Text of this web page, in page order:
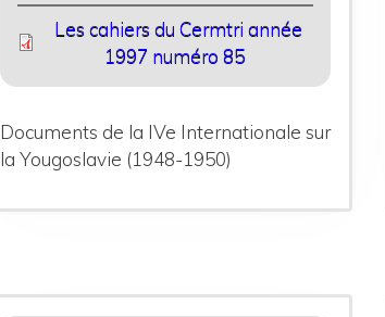
Les cahiers du Cermtri année
1997 numéro 85
Documents de la IVe Internationale sur
la Yougoslavie (1948-1950)